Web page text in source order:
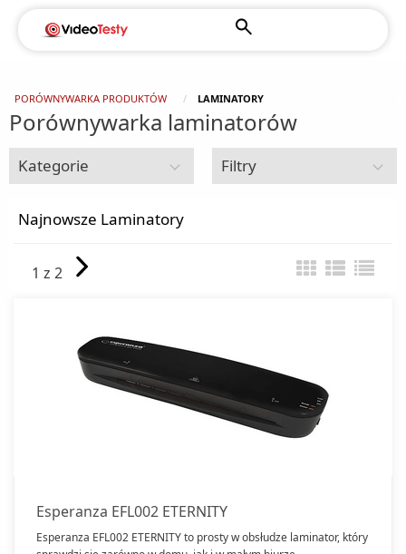
PORÓWNYWARKA PRODUKTÓW LAMINATORY
Porównywarka laminatorów
Kategorie Filtry
Bindownice
Fotele i Krzesła Biurowe
Najnowsze Laminatory
1 z 2
Esperanza EFL002 ETERNITY
Esperanza EFL002 ETERNITY to prosty w obsłudze laminator, który